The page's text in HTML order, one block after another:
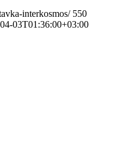
interkosmos/ 550
03T01:36:00+03:00